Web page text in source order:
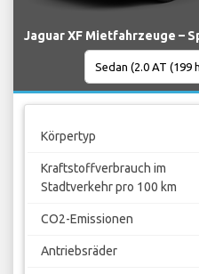
Jaguar XF Mietfahrzeuge –
Körpertyp
Kraftstoffverbrauch im
Stadtverkehr pro 100 km
CO2-Emissionen
Antriebsräder